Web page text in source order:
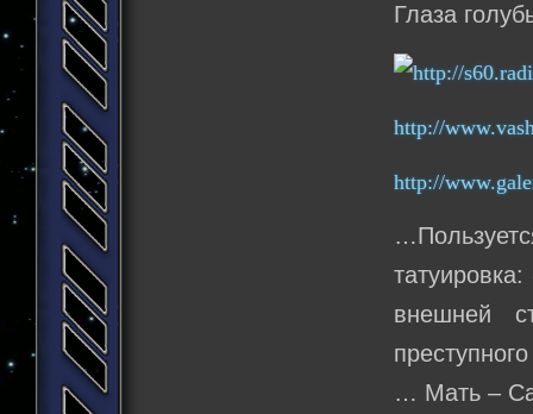
Глаза
http://
http://
внешней
… Мать –